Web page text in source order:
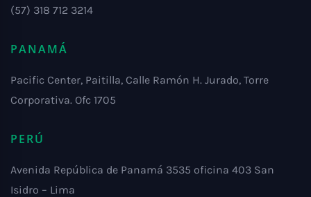
(57) 318 712 3214
PANAMÁ
Pacific Center, Paitilla, Calle Ramón H. Jurado, Torre
Corporativa. Ofc 1705
PERÚ
Avenida República de Panamá 3535 oficina 403 San
Isidro – Lima